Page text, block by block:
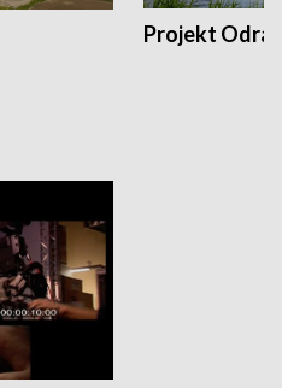
Projekt Odra